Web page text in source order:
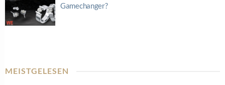
Gamechanger?
MEISTGELESEN